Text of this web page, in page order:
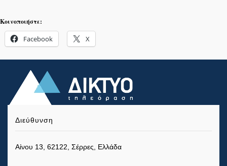
Κοινοποιήστε:
Facebook X
Διεύθυνση
Αίνου 13, 62122, Σέρρες, Ελλάδα